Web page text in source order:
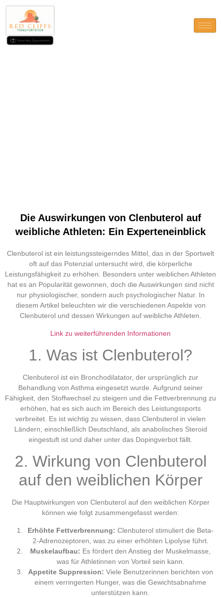
Die Auswirkungen von Clenbuterol auf
weibliche Athleten: Ein Experteneinblick
Clenbuterol ist ein leistungssteigerndes Mittel, das in der Sportwelt
oft auf das Potenzial untersucht wird, die körperliche
Leistungsfähigkeit zu erhöhen. Besonders unter weiblichen Athleten
hat es an Popularität gewonnen, doch die Auswirkungen sind nicht
nur physiologischer, sondern auch psychologischer Natur. In
diesem Artikel beleuchten wir die verschiedenen Aspekte von
Clenbuterol und dessen Wirkungen auf weibliche Athleten.
Link zu weiterführenden Informationen
1. Was ist Clenbuterol?
Clenbuterol ist ein Bronchodilatator, der ursprünglich zur
Behandlung von Asthma eingesetzt wurde. Aufgrund seiner
Fähigkeit, den Stoffwechsel zu steigern und die Fettverbrennung zu
erhöhen, hat es sich auch im Bereich des Leistungssports
verbreitet. Es ist wichtig zu wissen, dass Clenbuterol in vielen
Ländern, einschließlich Deutschland, als anabolisches Steroid
eingestuft ist und daher unter das Dopingverbot fällt.
2. Wirkung von Clenbuterol
auf den weiblichen Körper
Die Hauptwirkungen von Clenbuterol auf den weiblichen Körper
können wie folgt zusammengefasst werden:
Erhöhte Fettverbrennung: Clenbuterol stimuliert die Beta-
2-Adrenozeptoren, was zu einer erhöhten Lipolyse führt.
Muskelaufbau: Es fördert den Anstieg der Muskelmasse,
was für Athletinnen von Vorteil sein kann.
Appetite Suppression: Viele Benutzerinnen berichten von
einem verringerten Hunger, was die Gewichtsabnahme
unterstützen kann.